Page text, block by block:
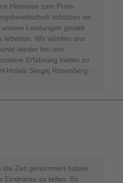
Hinweise zum Preis-
schätzen wir.
Leistungen gezielt
arbeiten. Wir würden uns
wieder bei uns
Erfahrung bieten zu
Hotels Sergej Rosenberg -
Zeit genommen haben,
Eindrücke zu teilen. Es